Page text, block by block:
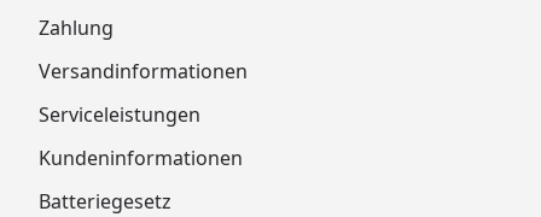
Zahlung
Versandinformationen
Serviceleistungen
Kundeninformationen
Batteriegesetz